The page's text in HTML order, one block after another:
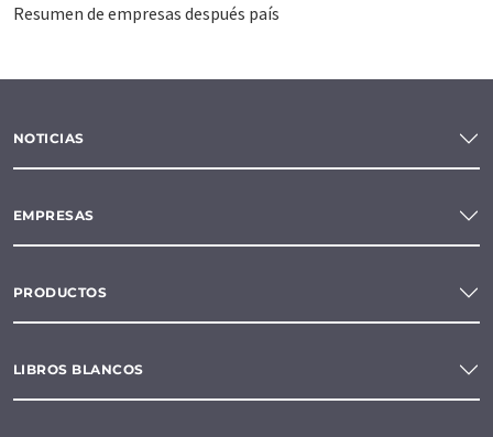
Resumen de empresas después país
NOTICIAS
EMPRESAS
PRODUCTOS
LIBROS BLANCOS